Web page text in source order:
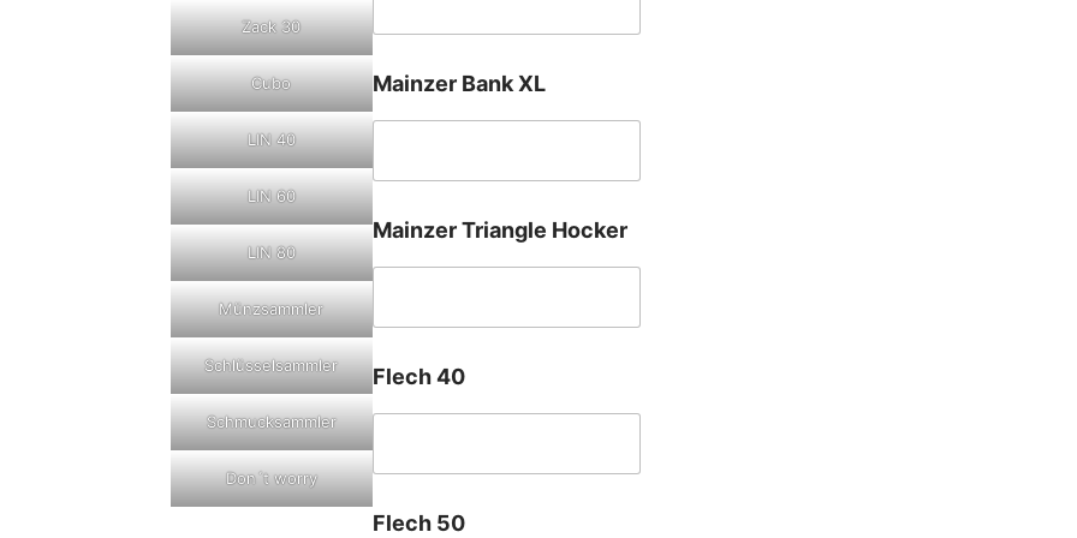
Zack 30
Cubo
LIN 40
LIN 60
LIN 80
Münzsammler
Schlüsselsammler
Schmucksammler
Don´t worry
Mainzer Bank XL
Mainzer Triangle Hocker
Flech 40
Flech 50